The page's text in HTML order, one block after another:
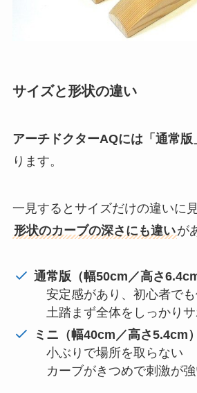
サイズと形状の違い
アーチドクターAQには「通常版
ります。
一見するとサイズだけの違いに
形状のカーブの深さにも違いが
通常版（幅50cm／高さ6.4cm
安定感があり、初心者で
土踏まず全体をしっかりサ
ミニ（幅40cm／高さ5.4cm）
小ぶりで場所を取らない
カーブがきつめで刺激が強